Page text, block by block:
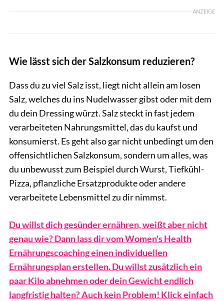
ANZEIGE
Wie lässt sich der Salzkonsum reduzieren?
Dass du zu viel Salz isst, liegt nicht allein am losen
Salz, welches du ins Nudelwasser gibst oder mit dem
du dein Dressing würzt. Salz steckt in fast jedem
verarbeiteten Nahrungsmittel, das du kaufst und
konsumierst. Es geht also gar nicht unbedingt um den
offensichtlichen Salzkonsum, sondern um alles, was
du unbewusst zum Beispiel durch Wurst, Tiefkühl-
Pizza, pflanzliche Ersatzprodukte oder andere
verarbeitete Lebensmittel zu dir nimmst.
Du willst dich gesünder ernähren, weißt aber nicht
genau wie? Dann lass dir vom Women's Health
Ernährungscoaching einen individuellen
Ernährungsplan erstellen. Du willst zusätzlich ein
paar Kilo abnehmen oder dein Gewicht endlich
langfristig halten? Auch kein Problem! Klick einfach